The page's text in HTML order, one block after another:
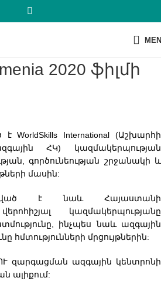
WorldSkills International (Աշխարհի
ՀԿ) կազմակերպության
գործունեության շրջանակի և
մասին:
է նաև Հայաստանի
կազմակերպությանը
ինչպես նաև ազգային
հմտությունների մրցույթներին:
զարգացման ազգային կենտրոնի
ալիքում: